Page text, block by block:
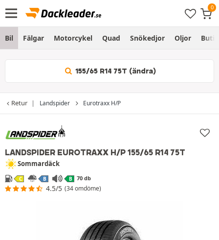
Bil Fälgar Motorcykel Quad Snökedjor Oljor Butik
155/65 R14 75T (ändra)
Retur Landspider Eurotraxx H/P
LANDSPIDER EUROTRAXX H/P 155/65 R14 75T
Sommardäck
C B B 70 db
4.5/5 (34 omdöme)